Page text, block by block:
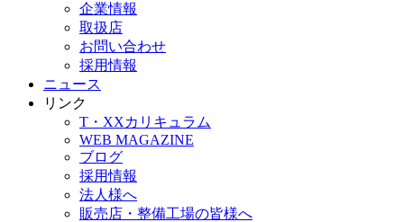
企業情報
取扱店
お問い合わせ
採用情報
ニュース
リンク
T・XXカリキュラム
WEB MAGAZINE
ブログ
採用情報
法人様へ
販売店・整備工場の皆様へ